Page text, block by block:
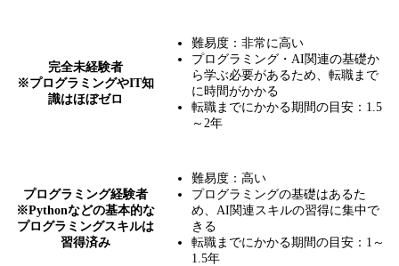
完全未経験者
※プログラミングやIT知
識はほぼゼロ
難易度：非常に高い
プログラミング・AI関連の基礎か
ら学ぶ必要があるため、転職まで
に時間がかかる
転職までにかかる期間の目安：1.5
～2年
プログラミング経験者
※Pythonなどの基本的な
プログラミングスキルは
習得済み
難易度：高い
プログラミングの基礎はあるた
め、AI関連スキルの習得に集中で
きる
転職までにかかる期間の目安：1～
1.5年